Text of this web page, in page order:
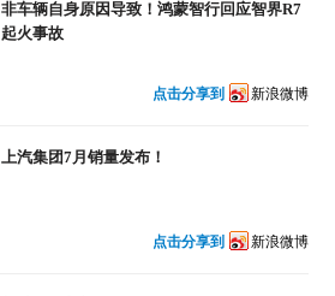
非车辆自身原因导致！鸿蒙智行回应智界R7
起火事故
点击分享到 新浪微博
上汽集团7月销量发布！
点击分享到 新浪微博